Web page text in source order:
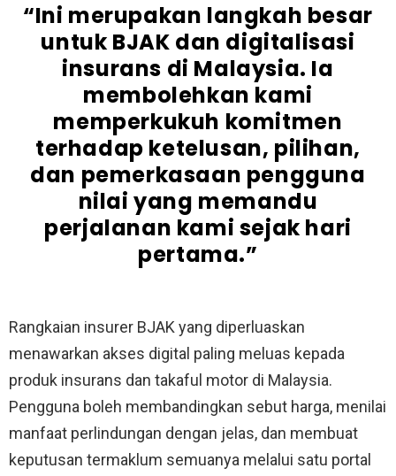
“Ini merupakan langkah besar
untuk BJAK dan digitalisasi
insurans di Malaysia. Ia
membolehkan kami
memperkukuh komitmen
terhadap ketelusan, pilihan,
dan pemerkasaan pengguna
nilai yang memandu
perjalanan kami sejak hari
pertama.”
Rangkaian insurer BJAK yang diperluaskan
menawarkan akses digital paling meluas kepada
produk insurans dan takaful motor di Malaysia.
Pengguna boleh membandingkan sebut harga, menilai
manfaat perlindungan dengan jelas, dan membuat
keputusan termaklum semuanya melalui satu portal